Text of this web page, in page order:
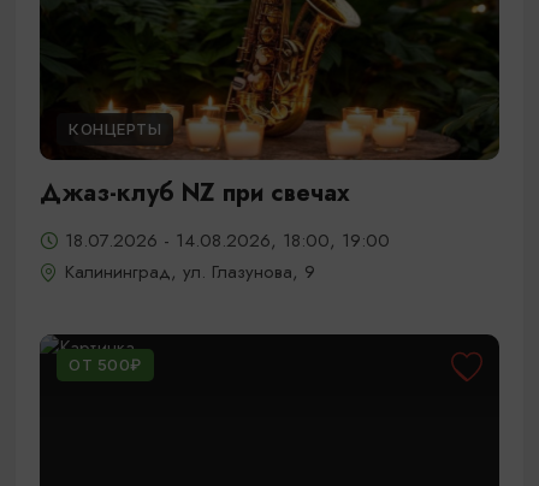
КОНЦЕРТЫ
Джаз-клуб NZ при свечах
18.07.2026 - 14.08.2026, 18:00, 19:00
Калининград, ул. Глазунова, 9
ОТ 500₽